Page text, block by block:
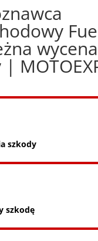
wycena
szkody
szkodę